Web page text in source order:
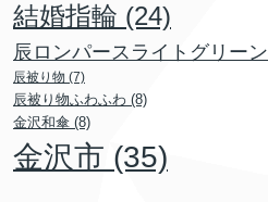
結婚指輪 (24)
辰ロンパースライトグリーン
辰被り物 (7)
辰被り物ふわふわ (8)
金沢和傘 (8)
金沢市 (35)